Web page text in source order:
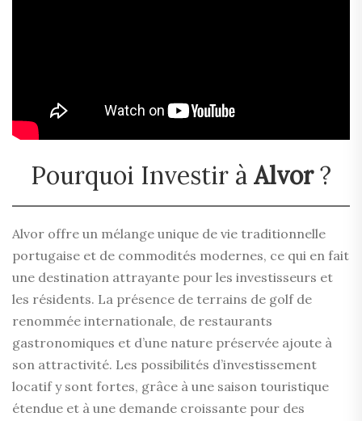
Pourquoi Investir à Alvor?
Alvor offre un mélange unique de vie traditionnelle
portugaise et de commodités modernes, ce qui en fait
une destination attrayante pour les investisseurs et
les résidents. La présence de terrains de golf de
renommée internationale, de restaurants
gastronomiques et d’une nature préservée ajoute à
son attractivité. Les possibilités d’investissement
locatif y sont fortes, grâce à une saison touristique
étendue et à une demande croissante pour des